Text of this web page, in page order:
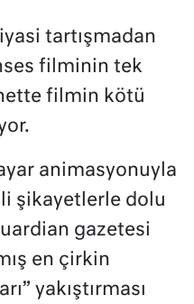
tartışmadan
filminin tek
filmin kötü
animasyonuyla
şikayetlerle dolu
gazetesi
en çirkin
yakıştırması